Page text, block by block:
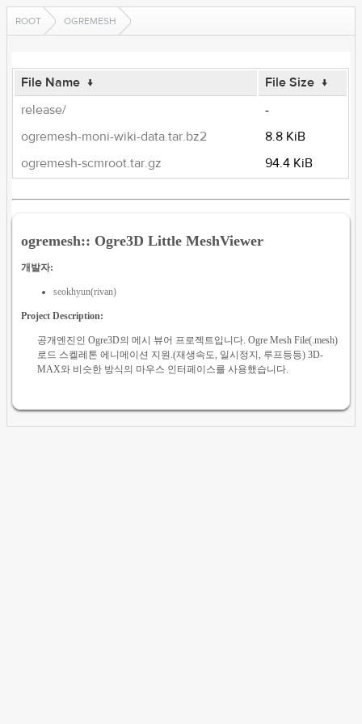
ROOT OGREMESH
File Name ↓ File Size ↓
release/
-
ogremesh-moni-wiki-data.tar.bz2
8.8 KiB
ogremesh-scmroot.tar.gz
94.4 KiB
ogremesh:: Ogre3D Little MeshViewer
개발자:
seokhyun(rivan)
Project Description:
공개엔진인 Ogre3D의 메시 뷰어 프로젝트입니다. Ogre Mesh File(.mesh)
로드 스켈레톤 에니메이션 지원.(재생속도, 일시정지, 루프등등) 3D-
MAX와 비슷한 방식의 마우스 인터페이스를 사용했습니다.